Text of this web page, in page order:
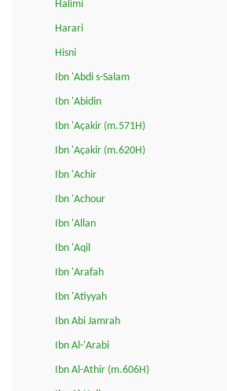
Halimi
Harari
Hisni
Ibn 'Abdi s-Salam
Ibn 'Abidin
Ibn 'Açakir (m.571H)
Ibn 'Açakir (m.620H)
Ibn 'Achir
Ibn 'Achour
Ibn 'Allan
Ibn 'Aqil
Ibn 'Arafah
Ibn 'Atiyyah
Ibn Abi Jamrah
Ibn Al-'Arabi
Ibn Al-Athir (m.606H)